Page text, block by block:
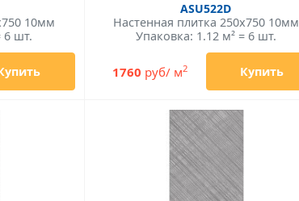
10мм
6 шт.
ASU522D
Настенная плитка 250x750 10мм
Упаковка: 1.12 м² = 6 шт.
1760 руб/ м2 Купить